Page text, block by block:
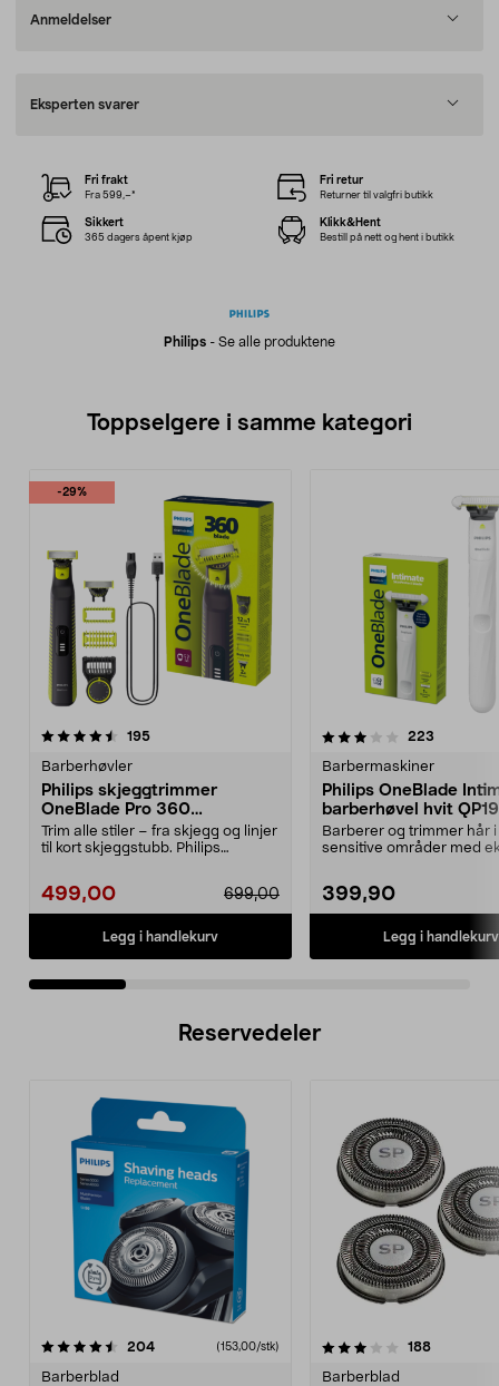
Anmeldelser
Eksperten svarer
Philips - Se alle produktene
Fri frakt
Fra 599,–*
Fri retur
Returner til valgfri butikk
Sikkert
365 dagers åpent kjøp
Klikk&Hent
Bestill på nett og hent i butikk
Toppselgere i samme kategori
-29%
195anmeldelser
Barberhøvler
Philips skjeggtrimmer
OneBlade Pro 360
QP6507/23
Trim alle stiler – fra skjegg og linjer
til kort skjeggstubb. Philips
499,00 699,00
Legg i handlekurv
3.5 av 5 stjerner 223
Barbermaskiner
Philips OneBlade
barberhøvel hvit
Barberer og trimmer hår i
sensitive områder med
399,90
Legg i handlekurv
4.0 av 5 stjerner
Reservedeler
204anmeldelser(153,00/stk)
Barberblad
3.5av 5 stjerner 188
Barberblad
4.5av 5 stjerner